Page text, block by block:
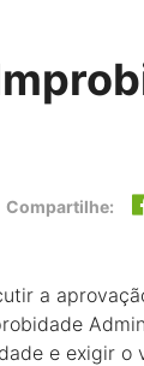
Compartilhe:
a
e exigir o